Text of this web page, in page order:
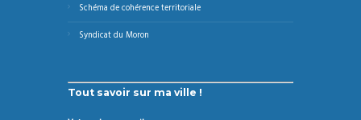
Schéma de cohérence territoriale
Syndicat du Moron
Tout savoir sur ma ville !